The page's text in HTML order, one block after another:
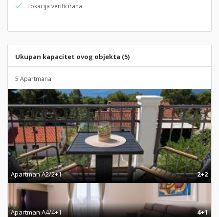
Lokacija verificirana
Ukupan kapacitet ovog objekta (5)
5 Apartmana
Apartman A2/2+1 2+2
Apartman A4/4+1 4+1